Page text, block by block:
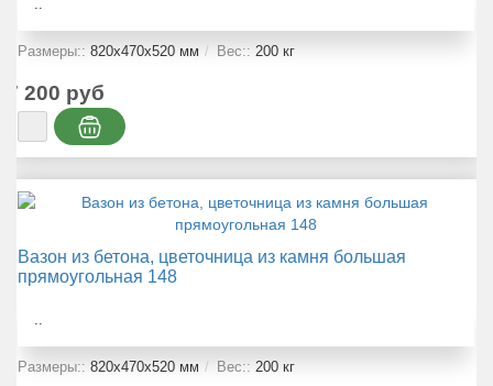
..
Размеры:: 820х470х520 мм Вес:: 200 кг
7 200 руб
Вазон из бетона, цветочница из камня большая
прямоугольная 148
..
Размеры:: 820x470x520 мм Вес:: 200 кг